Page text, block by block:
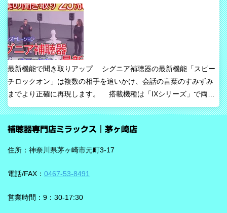
のは、単純な増幅だけではありません。 周囲の音の中から、聞き
たい声に意識を向けやすくすること、そして自然な聞こえ方をで
きるだけ保ちながら会話を楽にすることが、このシリーズの重要
な考え方です。 ビビアの中核は【IA】という考え方 ビビアで
は、リサウンドがIntelligence Augmented（インテリジェンス・オ
ーグメンテッド）と呼ぶ考え方を採用しています。 これは、AIが
すべてを一方的に処理するのではなく、人の脳が本来持っている
音を選び取る力を支えるという発想で、脳の自然な処理を助ける
ためのAIとしています。 騒がしい場所では、相手の声だけでな
音が同時に耳に入ってきます。 ビビアは、そうした場面で必要な
ことばと不要な雑音のコントラストをつくる方向で働くことが特
やすくする設計と考えると理解しやすいです。 DNNチップで、騒
Neural Network）チップが搭載されています。 このDNNチップは
最新機能で聞き取りアップ シグニア補聴器の最新機能「スピー
チロックオン」は複数の相手を追いかけ、会話の言葉のすみずみ
までより正確に再現します。 搭載機種は「IXシリーズ」で両耳
装用時に働きます。片耳装用の場合は、ワードロックオン機能で
し、7クラスならデータを192,000個収集するから、騒音下での言
ズ」ならより聞き取りやすくしてくれます。 デモ動画で確認 🔽ス
もロックオン機能を使えば、言葉の聞き取りが25％アップ！
補聴器専門店ミラックス｜茅ヶ崎店
住所：神奈川県茅ヶ崎市元町3-17
電話/FAX： 0467-53-8491
営業時間：9：30-17:30